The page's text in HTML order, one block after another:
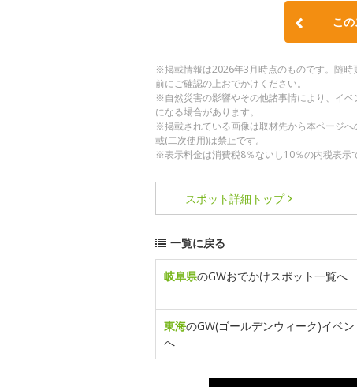
こ
※掲載情報は2026年3月時点のものです。随
前にご確認の上おでかけください。
※自然災害の影響やその他諸事情により、イ
になる場合があります。
※掲載されている画像は取材先から本ページ
載(二次使用)は禁止です。
※表示料金は消費税8％ないし10％の内税表示
スポット詳細 トップ
一覧に戻る
岐阜県のGWおでかけスポット一覧へ
東海のGW(ゴールデンウィーク)イベ
へ